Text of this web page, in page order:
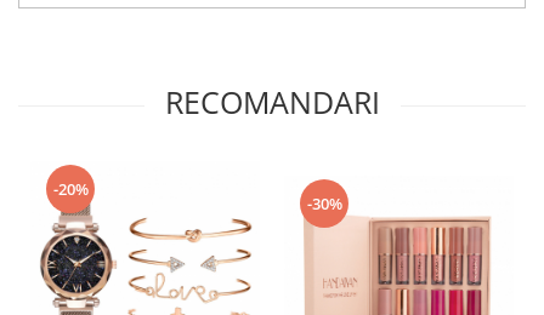
RECOMANDARI
-20%
-30%